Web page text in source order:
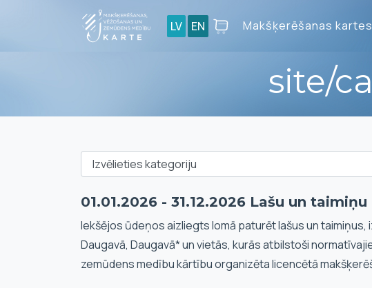
LV EN Makšķerēšanas kartes
site/
01.01.2026 - 31.12.2026 Lašu un
Iekšējos ūdeņos aizliegts lomā paturēt lašus un
Daugavā, Daugavā* un vietās, kurās atbilstoši
zemūdens medību kārtību organizēta licencētā